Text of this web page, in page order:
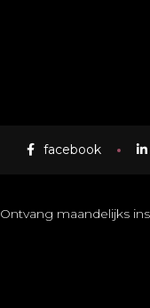
facebook
Ontvang maandelijks